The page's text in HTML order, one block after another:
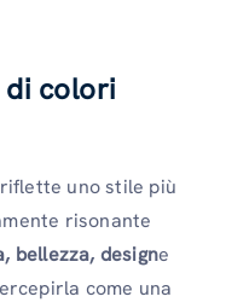
di colori
uno stile più
risonante
bellezza, designe
come una